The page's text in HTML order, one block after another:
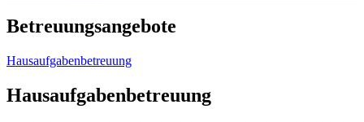
Betreuungsangebote
Hausaufgabenbetreuung
Hausaufgabenbetreuung